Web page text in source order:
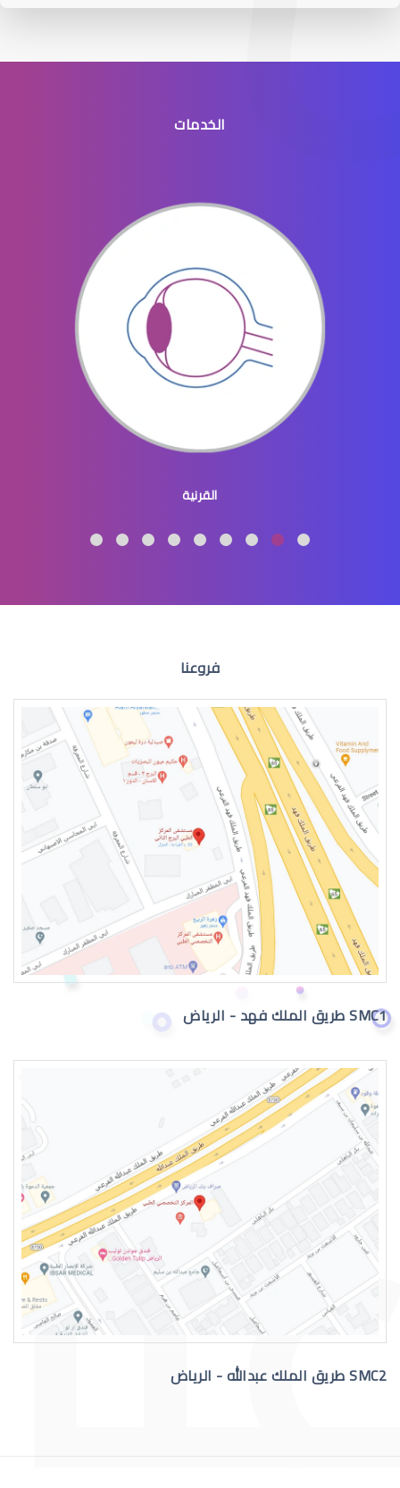
قطرة جفاف عيون
قطرات جفاف عيون
اسباب جفاف عيون الاطفال
سبب جفاف عيون الاطفال
جفاف عين الاطفال
جفاف عين الطفل
جفاف حول العين للاطفال
الخدمات
القرنية
فروعنا
SMC1 طريق الملك فهد - الرياض
SMC2 طريق الملك عبدالله - الرياض